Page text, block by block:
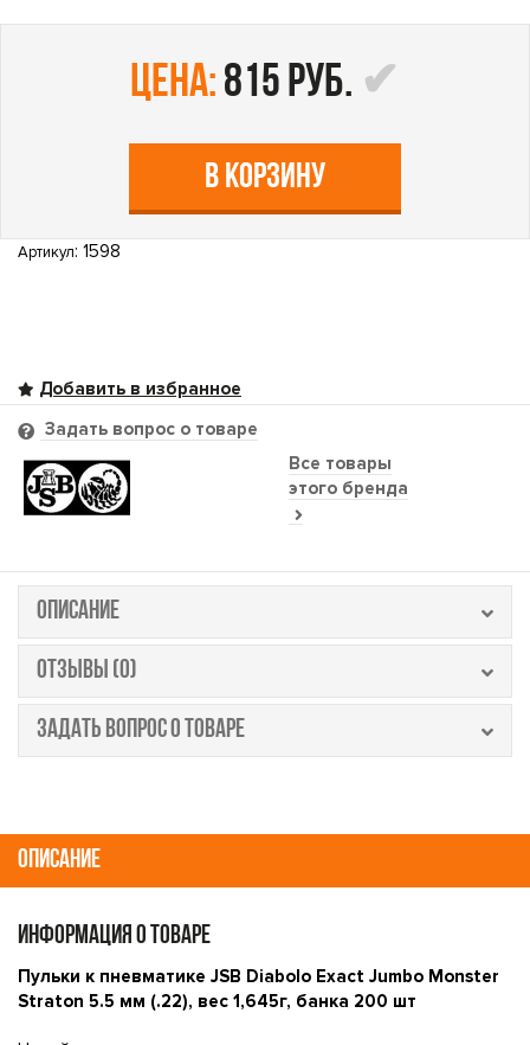
цена: 815 руб.
В КОРЗИНУ
Артикул: 1598
Все товары
этого бренда
Задать вопрос о товаре
ОПИСАНИЕ
ОТЗЫВЫ (0)
ЗАДАТЬ ВОПРОС О ТОВАРЕ
ОПИСАНИЕ
ИНФОРМАЦИЯ О ТОВАРЕ
Пульки к пневматике JSB Diabolo Exact Jumbo Monster
Straton 5.5 мм (.22), вес 1,645г, банка 200 шт